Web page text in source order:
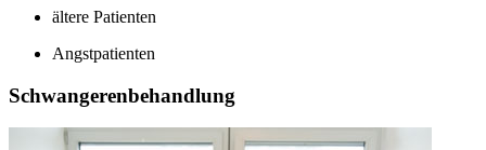
ältere Patienten
Angstpatienten
Schwangerenbehandlung